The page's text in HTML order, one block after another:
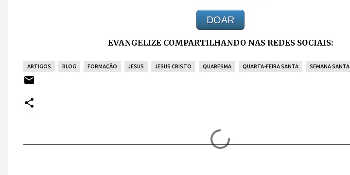
DOAR
EVANGELIZE COMPARTILHANDO NAS REDES SOCIAIS:
ARTIGOS BLOG FORMAÇÃO JESUS JESUS CRISTO QUARESMA QUARTA-FEIRA SANTA SEMANA SANTA